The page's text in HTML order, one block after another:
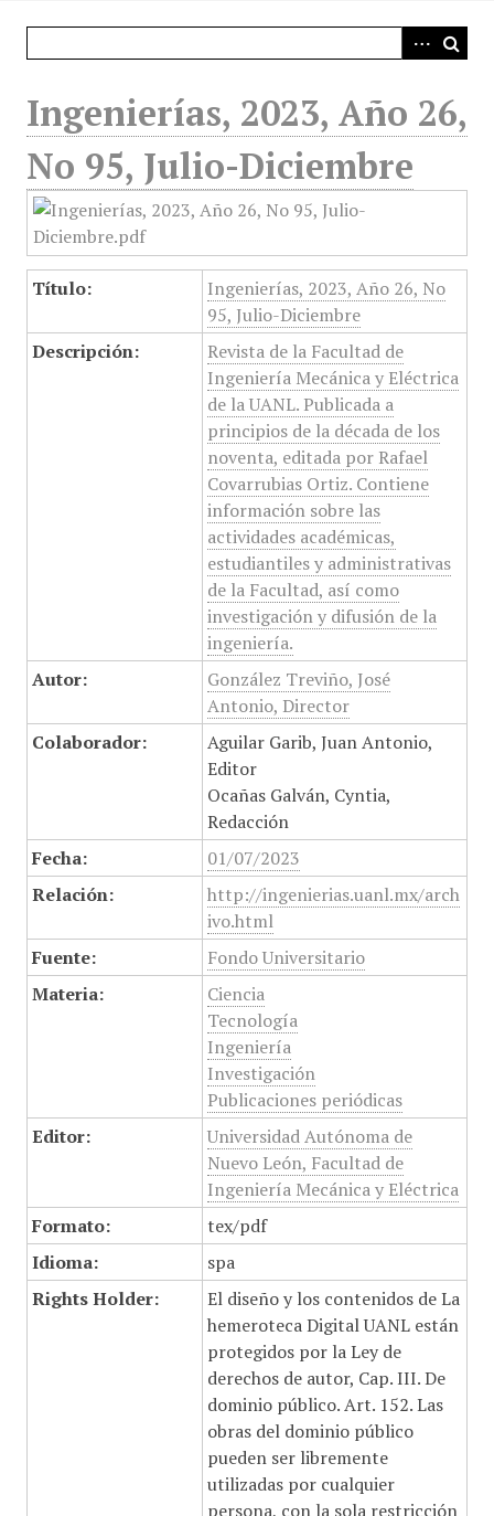
Ingenierías, 2023, Año 26,
No 95, Julio-Diciembre
Título:
Ingenierías, 2023, Año 26, No
95, Julio-Diciembre
Descripción:
Revista de la Facultad de
Ingeniería Mecánica y Eléctrica
de la UANL. Publicada a
principios de la década de los
noventa, editada por Rafael
Covarrubias Ortiz. Contiene
información sobre las
actividades académicas,
estudiantiles y administrativas
de la Facultad, así como
investigación y difusión de la
ingeniería.
Autor:
González Treviño, José
Antonio, Director
Colaborador:
Aguilar Garib, Juan Antonio,
Editor
Ocañas Galván, Cyntia,
Redacción
Fecha:
01/07/2023
Relación:
http://ingenierias.uanl.mx/arch
ivo.html
Fuente:
Fondo Universitario
Materia:
Ciencia
Tecnología
Ingeniería
Investigación
Publicaciones periódicas
Editor:
Universidad Autónoma de
Nuevo León, Facultad de
Ingeniería Mecánica y Eléctrica
Formato:
tex/pdf
Idioma:
spa
Rights Holder:
El diseño y los contenidos de La
hemeroteca Digital UANL están
protegidos por la Ley de
derechos de autor, Cap. III. De
dominio público. Art. 152. Las
obras del dominio público
pueden ser libremente
utilizadas por cualquier
persona, con la sola restricción